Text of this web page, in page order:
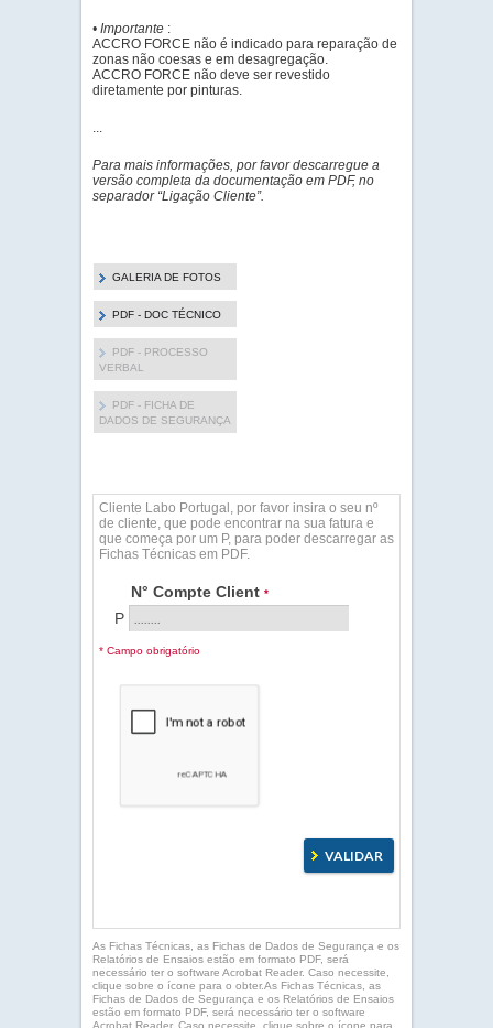
GALERIA DE FOTOS
PDF - DOC TÉCNICO
PDF - PROCESSO
VERBAL
PDF - FICHA DE
DADOS DE SEGURANÇA
Cliente Labo Portugal, por favor insira o seu nº
de cliente, que pode encontrar na sua fatura e
que começa por um P, para poder descarregar as
Fichas Técnicas em PDF.
N° Compte Client *
P
* Campo obrigatório
As Fichas Técnicas, as Fichas de Dados de Segurança e os
Relatórios de Ensaios estão em formato PDF, será
necessário ter o software Acrobat Reader. Caso necessite,
clique sobre o ícone para o obter.As Fichas Técnicas, as
Fichas de Dados de Segurança e os Relatórios de Ensaios
estão em formato PDF, será necessário ter o software
Acrobat Reader. Caso necessite, clique sobre o ícone para
• Importante :
ACCRO FORCE não é indicado para reparação de
zonas não coesas e em desagregação.
ACCRO FORCE não deve ser revestido
diretamente por pinturas.
...
Para mais informações, por favor descarregue a
versão completa da documentação em PDF, no
separador “Ligação Cliente”.